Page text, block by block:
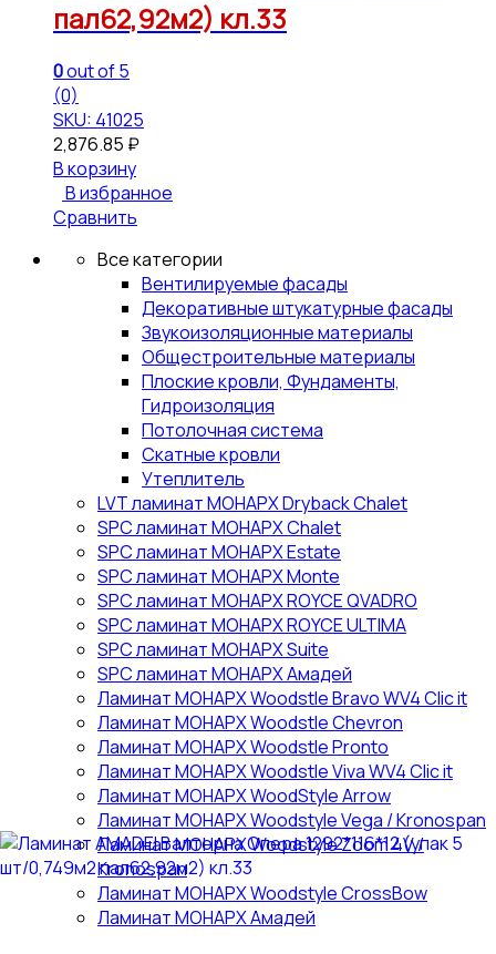
пал62,92м2) кл.33
0out of 5
(0)
SKU: 41025
2,876.85 ₽
В корзину
В избранное
Сравнить
Все категории
Вентилируемые фасады
Декоративные штукатурные фасады
Звукоизоляционные материалы
Общестроительные материалы
Плоские кровли, Фундаменты,
Гидроизоляция
Потолочная система
Скатные кровли
Утеплитель
LVT ламинат МОНАРХ Dryback Chalet
SPC ламинат МОНАРХ Chalet
SPC ламинат МОНАРХ Estate
SPC ламинат МОНАРХ Monte
SPC ламинат МОНАРХ ROYCE QVADRO
SPC ламинат МОНАРХ ROYCE ULTIMA
SPC ламинат МОНАРХ Suite
SPC ламинат МОНАРХ Амадей
Ламинат МОНАРХ Woodstle Bravo WV4 Clic it
Ламинат МОНАРХ Woodstle Chevron
Ламинат МОНАРХ Woodstle Pronto
Ламинат МОНАРХ Woodstle Viva WV4 Clic it
Ламинат МОНАРХ WoodStyle Arrow
Ламинат МОНАРХ Woodstyle Vega / Kronospan
Ламинат МОНАРХ Woodstyle Zoom 4V /
Kronospan
Ламинат МОНАРХ Woodstyle СrossBow
Ламинат МОНАРХ Амадей